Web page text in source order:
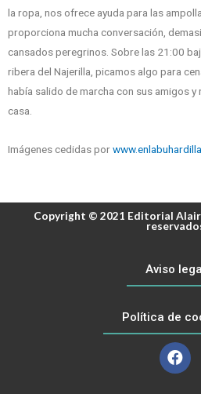
la ropa, nos ofrece ayuda para las
proporciona mucha conversación,
cansados peregrinos. Sobre las 21:00
ribera del Najerilla, picamos algo para
había salido de marcha con sus amigos y
casa.
Imágenes cedidas por
Copyright © 2021 Editorial
Aviso
Política de